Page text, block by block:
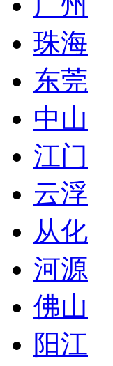
珠海
东莞
中山
江门
云浮
从化
河源
佛山
阳江